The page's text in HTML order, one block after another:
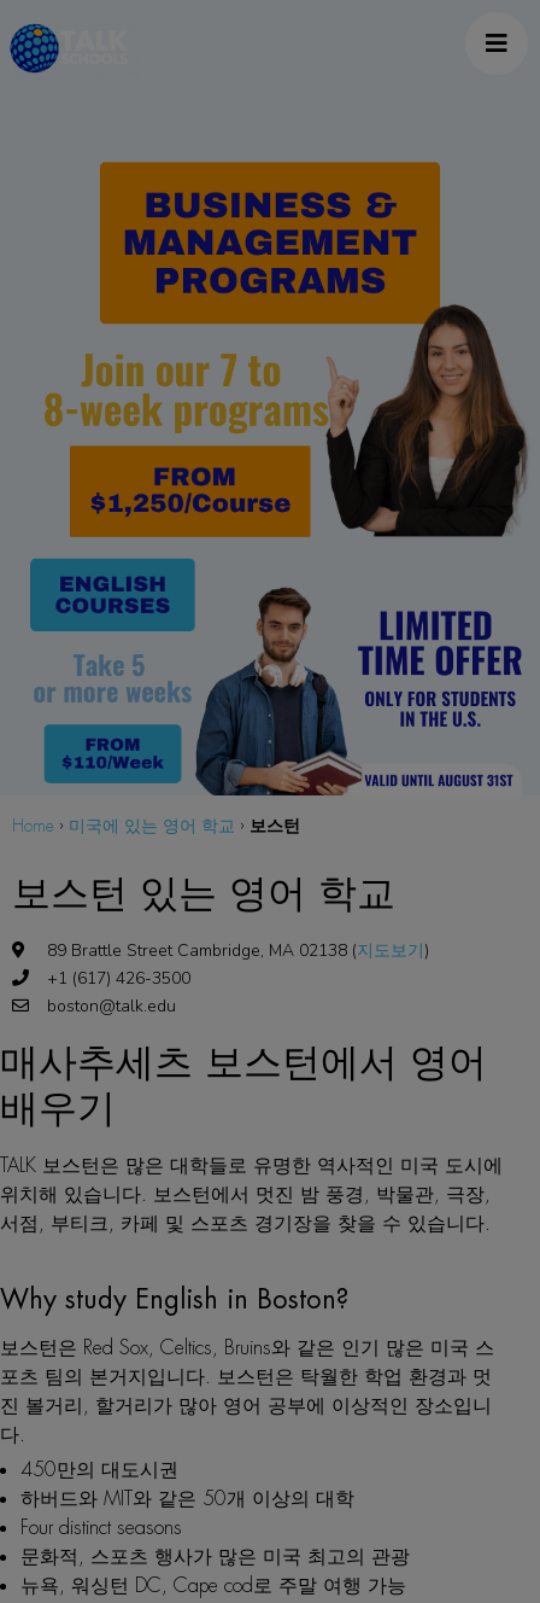
Home › 미국에 있는 영어 학교 › 보스턴
보스턴 있는 영어 학교
89 Brattle Street Cambridge, MA 02138 (지도보기)
+1 (617) 426-3500
boston@talk.edu
매사추세츠 보스턴에서 영어
배우기
TALK 보스턴은 많은 대학들로 유명한 역사적인 미국 도시에
위치해 있습니다. 보스턴에서 멋진 밤 풍경, 박물관, 극장,
서점, 부티크, 카페 및 스포츠 경기장을 찾을 수 있습니다.
Why study English in Boston?
보스턴은 Red Sox, Celtics, Bruins와 같은 인기 많은 미국 스
포츠 팀의 본거지입니다. 보스턴은 탁월한 학업 환경과 멋
진 볼거리, 할거리가 많아 영어 공부에 이상적인 장소입니
다.
450만의 대도시권
하버드와 MIT와 같은 50개 이상의 대학
Four distinct seasons
문화적, 스포츠 행사가 많은 미국 최고의 관광
뉴욕, 워싱턴 DC, Cape cod로 주말 여행 가능